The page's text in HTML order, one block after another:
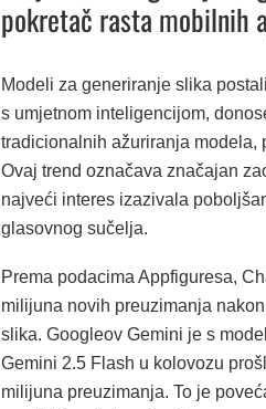
pokretač rasta mobilnih
Modeli za generiranje slika
s umjetnom inteligencijom,
tradicionalnih ažuriranja modela,
Ovaj trend označava značajan
najveći interes izazivala
glasovnog sučelja.
Prema podacima Appfiguresa,
milijuna novih preuzimanja
slika. Googleov Gemini je s
Gemini 2.5 Flash u kolovozu
milijuna preuzimanja. To je